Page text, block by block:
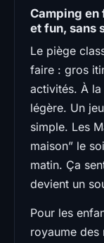
Camping
et fun, sans
Le piège
faire : gros
activités. À
légère. Un
simple. Les
maison” le
matin. Ça
devient un
Pour les
royaume des